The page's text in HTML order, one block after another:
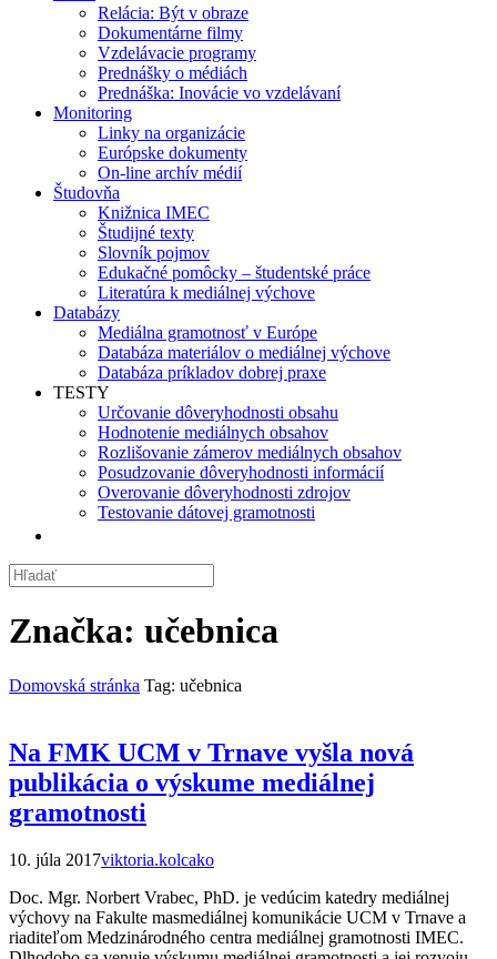
Relácia: Být v obraze
Dokumentárne filmy
Vzdelávacie programy
Prednášky o médiách
Prednáška: Inovácie vo vzdelávaní
Monitoring
Linky na organizácie
Európske dokumenty
On-line archív médií
Študovňa
Knižnica IMEC
Študijné texty
Slovník pojmov
Edukačné pomôcky – študentské práce
Literatúra k mediálnej výchove
Databázy
Mediálna gramotnosť v Európe
Databáza materiálov o mediálnej výchove
Databáza príkladov dobrej praxe
TESTY
Určovanie dôveryhodnosti obsahu
Hodnotenie mediálnych obsahov
Rozlišovanie zámerov mediálnych obsahov
Posudzovanie dôveryhodnosti informácií
Overovanie dôveryhodnosti zdrojov
Testovanie dátovej gramotnosti
Značka: učebnica
Domovská stránka Tag: učebnica
Na FMK UCM v Trnave vyšla nová
publikácia o výskume mediálnej
gramotnosti
10. júla 2017viktoria.kolcako
Doc. Mgr. Norbert Vrabec, PhD. je vedúcim katedry mediálnej
výchovy na Fakulte masmediálnej komunikácie UCM v Trnave a
riaditeľom Medzinárodného centra mediálnej gramotnosti IMEC.